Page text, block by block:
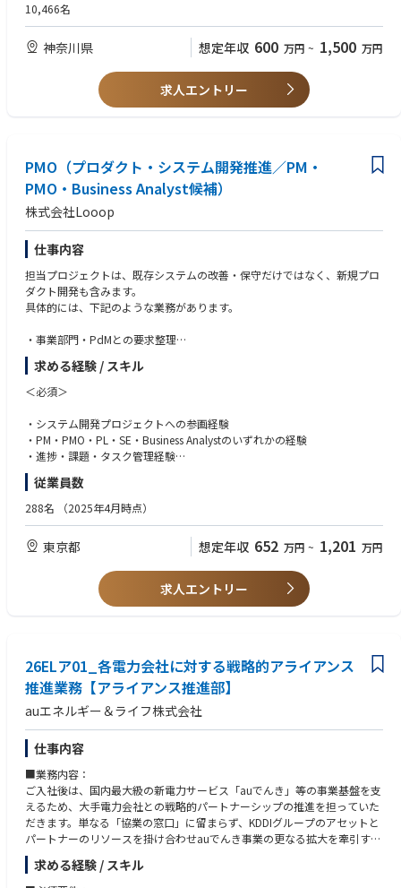
の設計から実装、運用までを担当。最新クラウド技術を駆使し、ビジネス
価値創出をサポートするプラットフォーム構築に挑戦する部門です。
※ご経験等を鑑み、入社時の役割は決定いたします。
PM、実装）に従事いただきます。
具体的には、以下業務をご担当いただきます。
①システム設計・開発
・クラウドプラットフォーム（AWS/Azure）におけるサーバレスアーキテ
クチャシステム設計
・システム開発におけるソフトウェア設計および実装
・要件定義から設計、実装までの一連の開発業務
②データ基盤構築とガバナンス設計
・社内システムのデータ統合に向けた設計・実装
・データ統合のための内製開発
・データ利活用ルールの設計
・セキュリティポリシーに準拠したアクセス制御設計
③ビジネス課題解決
・社内業務プロセス改革チームとの協業
・各部署でのユースケース発掘
・発掘したユースケースの実現に向けた技術支援
【仕事の進め方】
・外部ベンダと協業しながら、自らも手を動かして開発を推進
・アジャイル開発手法を採用し、スピーディな開発
・複数人の社員メンバーとチームで開発を進行
【キャリアパス】
・開発のスペシャリストとして専門性を高めるキャリア
【業務のやりがい】
全社DX推進の中核を担うシステムの立ち上げフェーズから参画し、構築・
推進までの一連の経験を積むことができます。
また、中長期ビジョンにおける注目度の高いプロジェクトを牽引し、事業
効率化に直結する重要な取り組みに貢献することができます。
■転職者インタビューはこちら
https://www.jfe-eng.co.jp/career/special/interview/
■JFEエンジニアリングが丸ごとわかる「360°JFEエンジニアリング」
https://www.jfe-eng.co.jp/360_jfe_engineering/
・フロントエンドSPA開発経験
・CI/CD による自動化経験
・情報処理技術者資格
【求める人物像】
・新しい技術やサービスに対して強い好奇心を持ち、自ら学び続けられる
とに喜びを感じられる方
・チームメンバーと協力しながら、プロジェクトを前に進められる方
10,466名
神奈川県 想定年収 600 万円 ~ 1,500 万円
求人エントリー
PMO（プロダクト・システム開発推進／PM・
PMO・Business Analyst候補）
株式会社Looop
仕事内容
担当プロジェクトは、既存システムの改善・保守だけではなく、新規プロ
ダクト開発も含みます。
具体的には、下記のような業務があります。
・事業部門・PdMとの要求整理
・プロジェクト計画・スケジュール策定
・スコープ・課題・リスク管理
・Jira／Backlogを利用したチケット管理
・開発・テスト・リリースまでの推進
・要求変更時の影響分析
・UAT・受入・リリース支援
・AIを活用した業務効率化・プロジェクト改善
求める経験 / スキル
＜必須＞
・システム開発プロジェクトへの参画経験
・PM・PMO・PL・SE・Business Analystのいずれかの経験
・進捗・課題・タスク管理経験
・要求や仕様を整理し開発チームへ伝えた経験
・Jira、Backlog等のチケット管理ツール利用経験
・複数部門・複数関係者との調整経験
＜歓迎するスキル・資格＞
プロダクト開発経験
・Agile／Scrum開発経験
・Java／Spring Boot／API／DBの知識
・テスト・品質管理経験
・電力・契約・請求・顧客管理システム経験
・SaaS・BtoBプロダクト開発経験
・英語での開発コミュニケーション経験
※英語は必須ではありません。翻訳ツール等も活用しながらコミュニケー
ションできれば問題ありません。
従業員数
288名 （2025年4月時点）
東京都 想定年収 652 万円 ~ 1,201 万円
求人エントリー
26ELア01_各電力会社に対する戦略的アライアンス
推進業務【アライアンス推進部】
auエネルギー＆ライフ株式会社
仕事内容
■業務内容：
ご入社後は、国内最大級の新電力サービス「auでんき」等の事業基盤を支
えるため、大手電力会社との戦略的パートナーシップの推進を担っていた
だきます。単なる「協業の窓口」に留まらず、KDDIグループのアセットと
パートナーのリソースを掛け合わせauでんき事業の更なる拡大を牽引する
フロントランナーとしての役割を期待しています。
求める経験 / スキル